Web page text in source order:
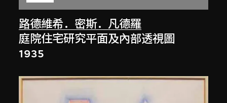
路德維希．密斯．凡德羅
庭院住宅研究平面及內部透視圖
1935